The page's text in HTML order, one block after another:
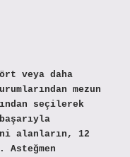
veya daha
mezun
seçilerek
alanların, 12